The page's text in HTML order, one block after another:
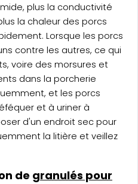
plus la conductivité
la chaleur des porcs
Lorsque les porcs
contre les autres, ce qui
voire des morsures et
dans la porcherie
et les porcs
et à uriner à
d'un endroit sec pour
la litière et veillez
de granulés pour